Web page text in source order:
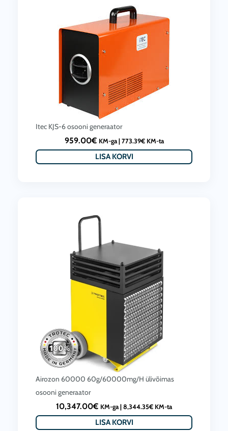
Itec KJS-6 osooni generaator
959.00€ KM-ga | 773.39€KM-ta
LISA KORVI
Airozon 60000 60g/60000mg/H ülivõimas
osooni generaator
10,347.00€ KM-ga | 8,344.35€ KM-ta
LISA KORVI